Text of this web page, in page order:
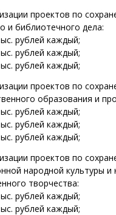
проектов по
и библиотечного дела:
рублей каждый;
рублей каждый;
рублей каждый;
проектов по
образования и
рублей каждый;
рублей каждый;
рублей каждый;
проектов по
народной культуры
творчества:
рублей каждый;
рублей каждый;